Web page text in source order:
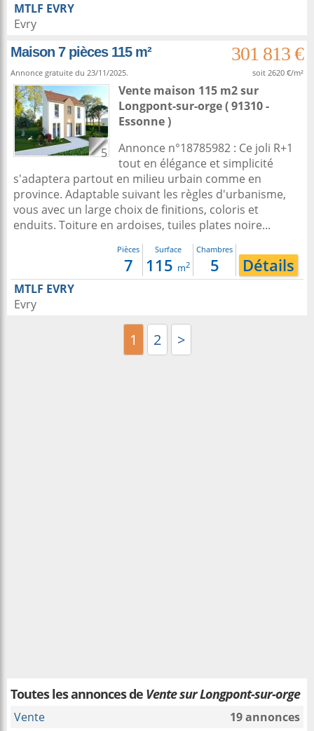
MTLF EVRY
Evry
Maison 7 pièces 115 m²
301 813 €
Annonce gratuite du 23/11/2025. soit 2620 €/m²
5
Vente maison 115 m2sur
Longpont-sur-orge( 91310 -
Essonne )
Annonce n°18785982 : Ce joli R+1
tout en élégance et simplicité
s'adaptera partout en milieu urbain comme en
province. Adaptable suivant les règles d'urbanisme,
vous avec un large choix de finitions, coloris et
enduits. Toiture en ardoises, tuiles plates noire...
Pièces
7
Surface
115 m2
Chambres
5 Détails
MTLF EVRY
Evry
1 2 >
Toutes les annonces de Vente sur Longpont-sur-orge
Vente
19 annonces